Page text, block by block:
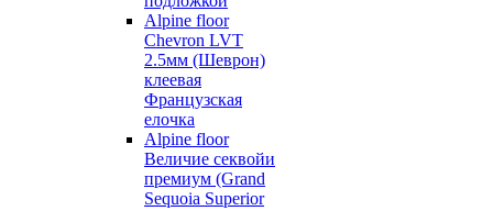
Alpine floor
Chevron LVT
2.5мм (Шеврон)
клеевая
Французская
елочка
Alpine floor
Величие секвойи
премиум (Grand
Sequoia Superior